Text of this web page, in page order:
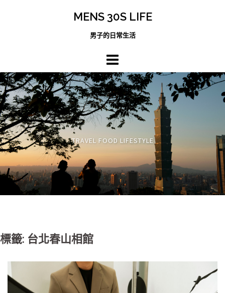
MENS 30S LIFE
男子的日常生活
TRAVEL FOOD LIFESTYLE
標籤: 台北春山相館